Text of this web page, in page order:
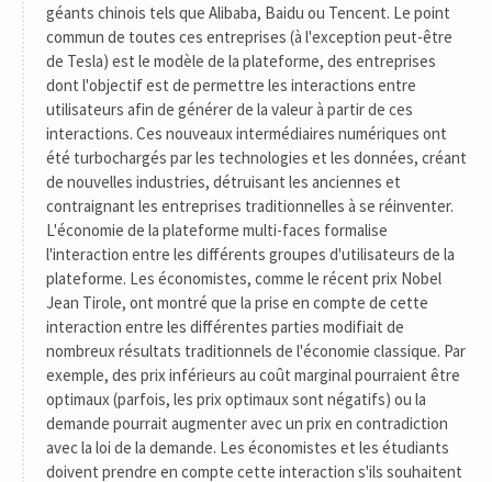
géants chinois tels que Alibaba, Baidu ou Tencent. Le point
commun de toutes ces entreprises (à l'exception peut-être
de Tesla) est le modèle de la plateforme, des entreprises
dont l'objectif est de permettre les interactions entre
utilisateurs afin de générer de la valeur à partir de ces
interactions. Ces nouveaux intermédiaires numériques ont
été turbochargés par les technologies et les données, créant
de nouvelles industries, détruisant les anciennes et
contraignant les entreprises traditionnelles à se réinventer.
L'économie de la plateforme multi-faces formalise
l'interaction entre les différents groupes d'utilisateurs de la
plateforme. Les économistes, comme le récent prix Nobel
Jean Tirole, ont montré que la prise en compte de cette
interaction entre les différentes parties modifiait de
nombreux résultats traditionnels de l'économie classique. Par
exemple, des prix inférieurs au coût marginal pourraient être
optimaux (parfois, les prix optimaux sont négatifs) ou la
demande pourrait augmenter avec un prix en contradiction
avec la loi de la demande. Les économistes et les étudiants
doivent prendre en compte cette interaction s'ils souhaitent